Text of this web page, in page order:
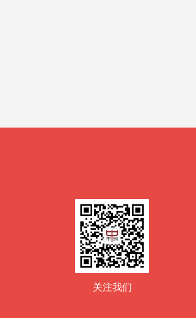
关注我们